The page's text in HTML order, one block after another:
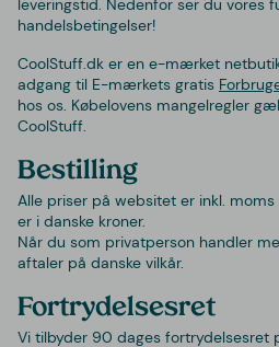
handelsbetingelser!
CoolStuff.dk er en e-mærket
adgang til E-mærkets gratis
hos os. Købelovens mangelregler
CoolStuff.
Bestilling
Alle priser på websitet er inkl.
er i danske kroner.
Når du som privatperson handler
aftaler på danske vilkår.
Fortrydelsesret
Vi tilbyder 90 dages fortrydelsesret